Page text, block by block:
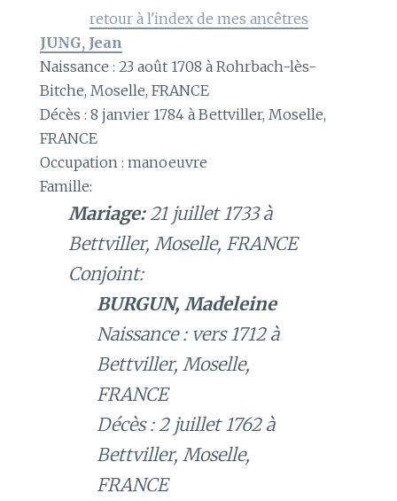
retour à l'index de mes ancêtres
JUNG, Jean
Naissance : 23 août 1708 à Rohrbach-lès-
Bitche, Moselle, FRANCE
Décès : 8 janvier 1784 à Bettviller, Moselle,
FRANCE
Occupation : manoeuvre
Famille:
Mariage:21 juillet 1733 à
Bettviller, Moselle, FRANCE
Conjoint:
BURGUN, Madeleine
Naissance : vers 1712 à
Bettviller, Moselle,
FRANCE
Décès : 2 juillet 1762 à
Bettviller, Moselle,
FRANCE